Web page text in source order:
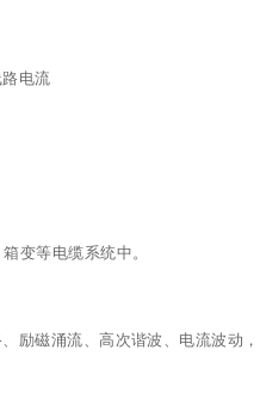
电流
变等电缆系统中。
励磁涌流、高次谐波、电流波动